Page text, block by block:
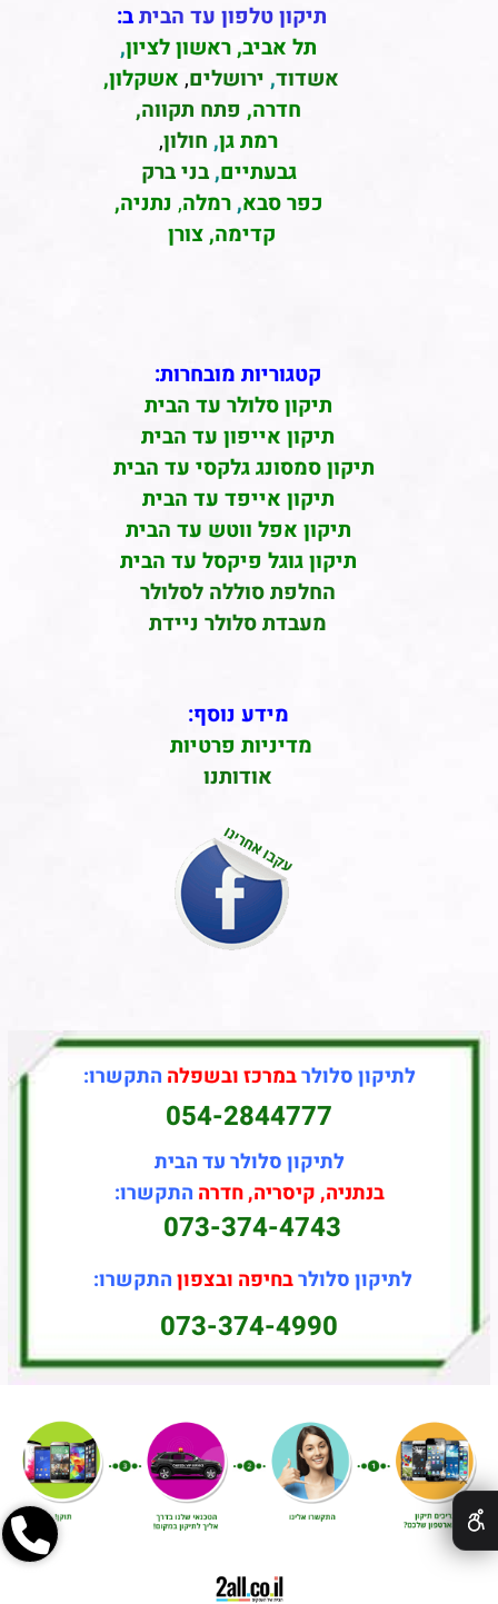
תיקון טלפון עד הביתב:
תל אביב,ראשון לציון,
אשדוד, ירושלים, אשקלון,
חדרה, פתח תקווה,
רמת גן, חולון,
גבעתיים,בני ברק
כפר סבא,רמלה, נתניה,
קדימה, צורן
קטגוריות מובחרות:
תיקון סלולר עד הבית
תיקון אייפון עד הבית
תיקון סמסונג גלקסי עד הבית
תיקון אייפד עד הבית
תיקון אפל ווטש עד הבית
תיקון גוגל פיקסל עד הבית
החלפת סוללה לסלולר
מעבדת סלולר ניידת
מידע נוסף:
מדיניות פרטיות
אודותנו
לתיקון סלולרבמרכז ובשפלה התקשרו:
054-2844777
לתיקון סלולר עד הבית
בנתניה, קיסריה, חדרה התקשרו:
073-374-4743
לתיקון סלולרבחיפה ובצפוןהתקשרו:
073-374-4990
✕